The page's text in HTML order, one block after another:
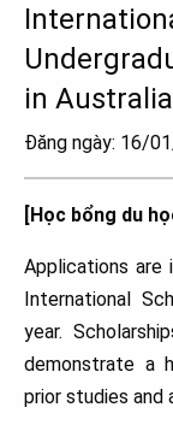
in
Đăng ngày: 16/
[Học bổng du
Applications are
International
year.
demonstrate a
prior studies and